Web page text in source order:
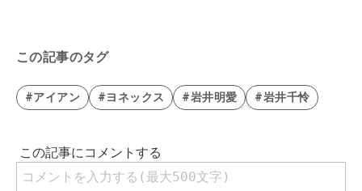
この記事のタグ
#アイアン #ヨネックス #岩井明愛 #岩井千怜